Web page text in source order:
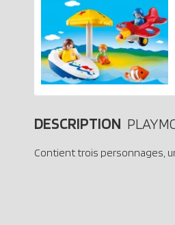
DESCRIPTION
Contient trois personnages,